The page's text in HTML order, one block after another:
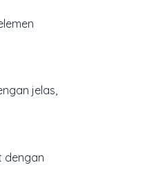
jelas,
dengan